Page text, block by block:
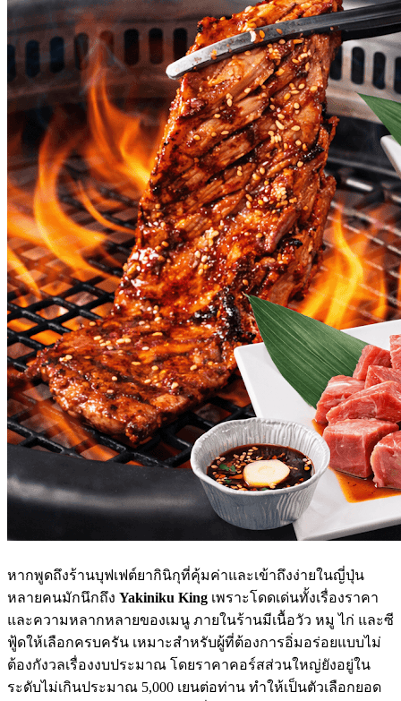
หากพูดถึงร้านบุฟเฟต์ยากินิกุที่คุ้มค่าและเข้าถึงง่ายในญี่ปุ่น
หลายคนมักนึกถึง Yakiniku King เพราะโดดเด่นทั้งเรื่องราคา
และความหลากหลายของเมนู ภายในร้านมีเนื้อวัว หมู ไก่ และซี
ฟู้ดให้เลือกครบครัน เหมาะสำหรับผู้ที่ต้องการอิ่มอร่อยแบบไม่
ต้องกังวลเรื่องงบประมาณ โดยราคาคอร์สส่วนใหญ่ยังอยู่ใน
ระดับไม่เกินประมาณ 5,000 เยนต่อท่าน ทำให้เป็นตัวเลือกยอด